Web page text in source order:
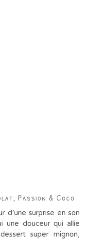
Passion & Coco
d’une surprise en son
douceur qui allie
super mignon,